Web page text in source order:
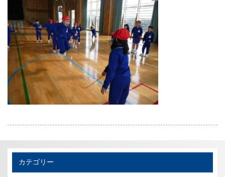
カテゴリー